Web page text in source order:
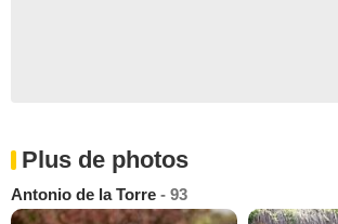
Plus de photos
Antonio de la Torre - 93